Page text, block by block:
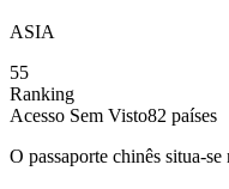
ASIA
55
Ranking
Acesso Sem Visto82 países
O passaporte chinês situa-